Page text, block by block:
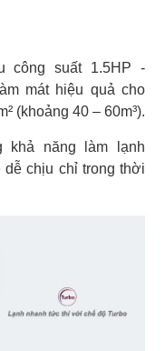
công suất 1.5HP -
mát hiệu quả cho
(khoảng 40 – 60m³).
khả năng làm lạnh
dễ chịu chỉ trong thời